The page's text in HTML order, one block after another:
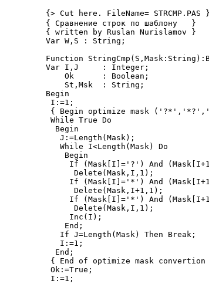
{> Cut here. FileName= STRCMP.PAS }
{ Сравнение строк по шаблону   }
{ written by Ruslan Nurislamov }
Var W,S : String;
Function
Var I,J     : Integer;
    Ok      : Boolean;
    St,Msk  : String;
Begin
I:=1;
{ Begin optimize mask
While True Do
  Begin
   J:=Length(Mask);
   While I<Length(Mask) Do
    Begin
If (Mask[I]='?') And
      Delete(Mask,I,1);
If (Mask[I]='*') And
      Delete(Mask,I+1,1);
If (Mask[I]='*') And
      Delete(Mask,I,1);
     Inc(I);
    End;
   If J=Length(Mask) Then Break;
   I:=1;
  End;
{ End of optimize mask
Ok:=True;
I:=1;